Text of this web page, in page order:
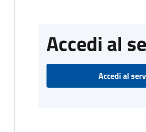
Accedi al
Accedi al